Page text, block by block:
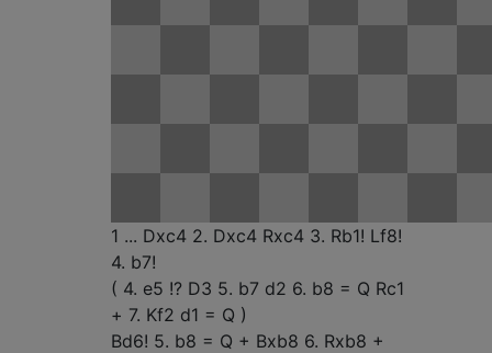
1 ... Dxc4 2. Dxc4 Rxc4 3. Rb1! Lf8!
4. b7!
( 4. e5 !? D3 5. b7 d2 6. b8 = Q Rc1
+ 7. Kf2 d1 = Q )
Bd6! 5. b8 = Q + Bxb8 6. Rxb8 +